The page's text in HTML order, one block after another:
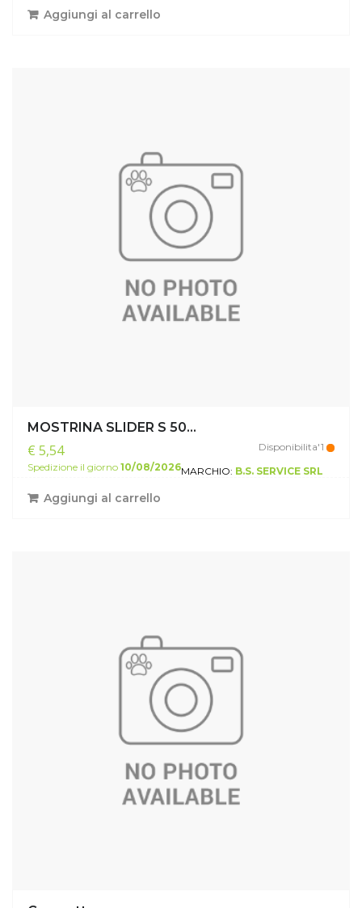
Aggiungi al carrello
MOSTRINA SLIDER S 50...
€ 5,54
Disponibilita'1
Spedizione il giorno 10/08/2026MARCHIO: B.S. SERVICE SRL
Aggiungi al carrello